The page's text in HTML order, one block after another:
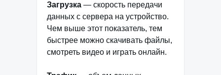
Загрузка — скорость передачи
данных с сервера на устройство.
Чем выше этот показатель, тем
быстрее можно скачивать файлы,
смотреть видео и играть онлайн.